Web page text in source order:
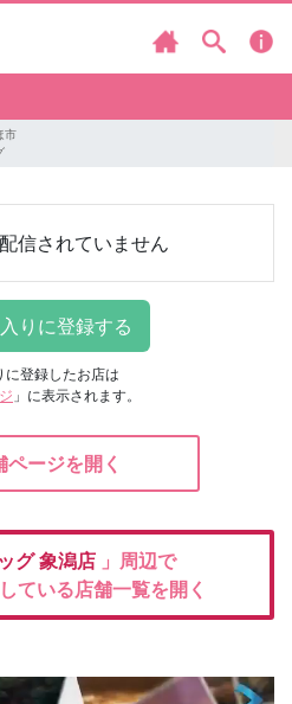
市
信されていません
に登録したお店は
」に表示されます。
ページを開く
グ象潟店 」周辺で
ている店舗一覧を開く